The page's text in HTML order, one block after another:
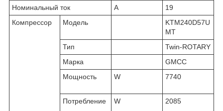
Номинальный ток A
19
Компрессор
Модель
KTM240D57U
MT
Тип
Twin-ROTARY
Марка
GMCC
Мощность
W 7740
Потребление W 2085